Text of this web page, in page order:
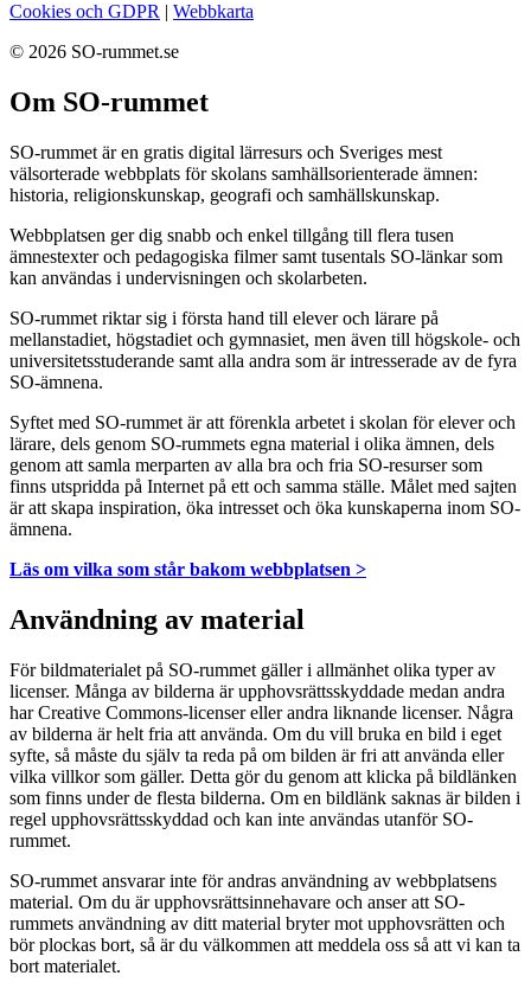
Cookies och GDPR | Webbkarta
© 2026 SO-rummet.se
Om SO-rummet
SO-rummet är en gratis digital lärresurs och Sveriges mest
välsorterade webbplats för skolans samhällsorienterade ämnen:
historia, religionskunskap, geografi och samhällskunskap.
Webbplatsen ger dig snabb och enkel tillgång till flera tusen
ämnestexter och pedagogiska filmer samt tusentals SO-länkar som
kan användas i undervisningen och skolarbeten.
SO-rummet riktar sig i första hand till elever och lärare på
mellanstadiet, högstadiet och gymnasiet, men även till högskole- och
universitetsstuderande samt alla andra som är intresserade av de fyra
SO-ämnena.
Syftet med SO-rummet är att förenkla arbetet i skolan för elever och
lärare, dels genom SO-rummets egna material i olika ämnen, dels
genom att samla merparten av alla bra och fria SO-resurser som
finns utspridda på Internet på ett och samma ställe. Målet med sajten
är att skapa inspiration, öka intresset och öka kunskaperna inom SO-
ämnena.
Läs om vilka som står bakom webbplatsen >
Användning av material
För bildmaterialet på SO-rummet gäller i allmänhet olika typer av
licenser. Många av bilderna är upphovsrättsskyddade medan andra
har Creative Commons-licenser eller andra liknande licenser. Några
av bilderna är helt fria att använda. Om du vill bruka en bild i eget
syfte, så måste du själv ta reda på om bilden är fri att använda eller
vilka villkor som gäller. Detta gör du genom att klicka på bildlänken
som finns under de flesta bilderna. Om en bildlänk saknas är bilden i
regel upphovsrättsskyddad och kan inte användas utanför SO-
rummet.
SO-rummet ansvarar inte för andras användning av webbplatsens
material. Om du är upphovsrättsinnehavare och anser att SO-
rummets användning av ditt material bryter mot upphovsrätten och
bör plockas bort, så är du välkommen att meddela oss så att vi kan ta
bort materialet.